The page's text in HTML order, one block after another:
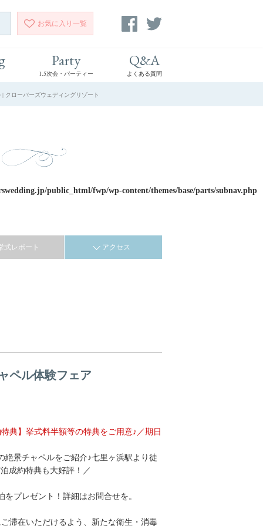
お気に入り 一覧
Party
1.5次会・パーティー
Q&A
よくある質問
クローバーズウェディングリゾート
public_html/fwp/wp-content/themes/base/parts/subnav.php
式レポート アクセス
ペル体験フェア
典】挙式料半額等の特典をご用意♪／期日
絶景チャペルをご紹介♪七里ヶ浜駅より徒
成約特典も大好評！／
プレゼント！詳細はお問合せを。
滞在いただけるよう、新たな衛生・消毒